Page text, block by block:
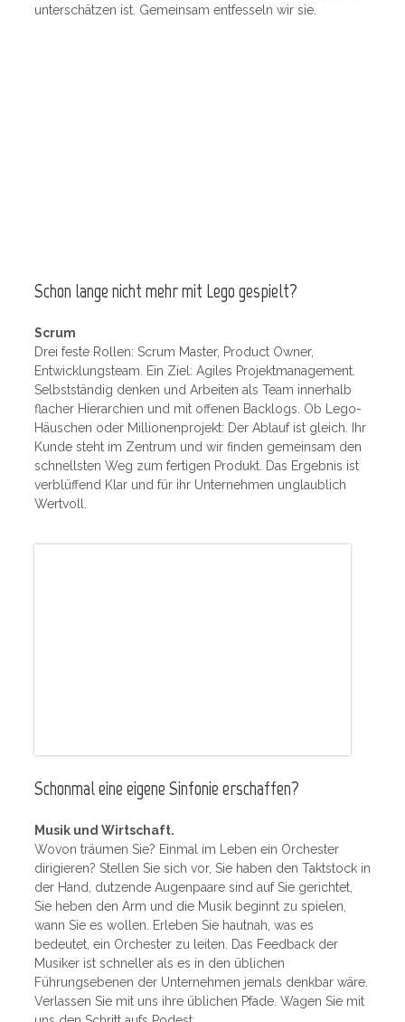
unterschätzen ist. Gemeinsam entfesseln wir sie.
Schon lange nicht mehr mit Lego gespielt?
Scrum
Drei feste Rollen: Scrum Master, Product Owner,
Entwicklungsteam. Ein Ziel: Agiles Projektmanagement.
Selbstständig denken und Arbeiten als Team innerhalb
flacher Hierarchien und mit offenen Backlogs. Ob Lego-
Häuschen oder Millionenprojekt: Der Ablauf ist gleich. Ihr
Kunde steht im Zentrum und wir finden gemeinsam den
schnellsten Weg zum fertigen Produkt. Das Ergebnis ist
verblüffend Klar und für ihr Unternehmen unglaublich
Wertvoll.
Schonmal eine eigene Sinfonie erschaffen?
Musik und Wirtschaft.
Wovon träumen Sie? Einmal im Leben ein Orchester
dirigieren? Stellen Sie sich vor, Sie haben den Taktstock in
der Hand, dutzende Augenpaare sind auf Sie gerichtet,
Sie heben den Arm und die Musik beginnt zu spielen,
wann Sie es wollen. Erleben Sie hautnah, was es
bedeutet, ein Orchester zu leiten. Das Feedback der
Musiker ist schneller als es in den üblichen
Führungsebenen der Unternehmen jemals denkbar wäre.
Verlassen Sie mit uns ihre üblichen Pfade. Wagen Sie mit